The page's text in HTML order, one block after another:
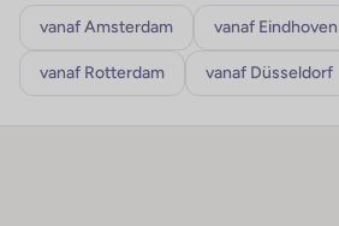
vanaf Amsterdam vanaf Eindhoven
vanaf Rotterdam vanaf Düsseldorf